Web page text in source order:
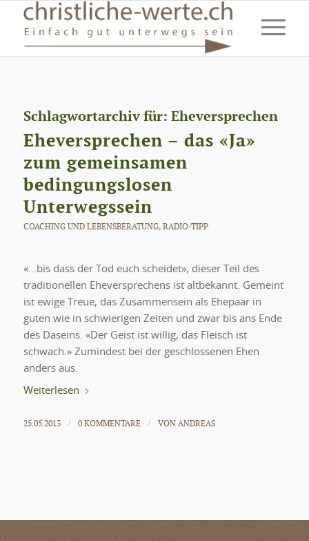
Schlagwortarchiv für: Eheversprechen
Eheversprechen – das «Ja»
zum gemeinsamen
bedingungslosen
Unterwegssein
COACHING UND LEBENSBERATUNG, RADIO-TIPP
«…bis dass der Tod euch scheidet», dieser Teil des
traditionellen Eheversprechens ist altbekannt. Gemeint
ist ewige Treue, das Zusammensein als Ehepaar in
guten wie in schwierigen Zeiten und zwar bis ans Ende
des Daseins. «Der Geist ist willig, das Fleisch ist
schwach.» Zumindest bei der geschlossenen Ehen
anders aus.
Weiterlesen
25.05.2013 / 0 KOMMENTARE / VONANDREAS